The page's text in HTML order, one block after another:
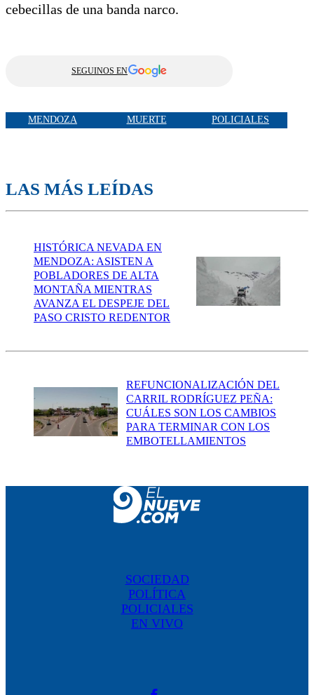
cebecillas de una banda narco.
SEGUINOS EN
MENDOZA MUERTE POLICIALES
LAS MÁS LEÍDAS
HISTÓRICA NEVADA EN
MENDOZA: ASISTEN A
POBLADORES DE ALTA
MONTAÑA MIENTRAS
AVANZA EL DESPEJE DEL
PASO CRISTO REDENTOR
REFUNCIONALIZACIÓN DEL
CARRIL RODRÍGUEZ PEÑA:
CUÁLES SON LOS CAMBIOS
PARA TERMINAR CON LOS
EMBOTELLAMIENTOS
SOCIEDAD
POLÍTICA
POLICIALES
EN VIVO